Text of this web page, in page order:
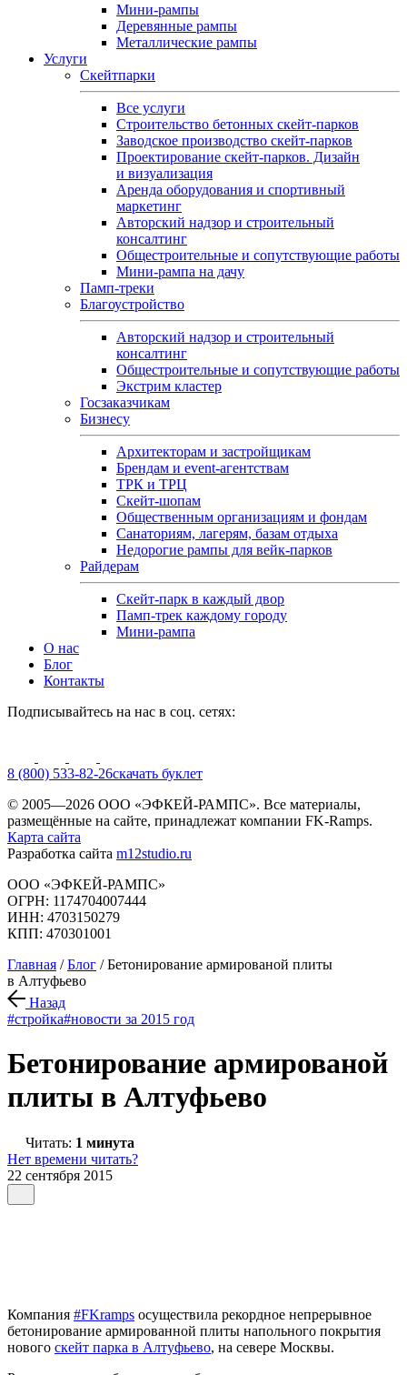
Мини-рампы
Деревянные рампы
Металлические рампы
Услуги
Скейтпарки
Все услуги
Строительство бетонных скейт-парков
Заводское производство скейт-парков
Проектирование скейт-парков. Дизайн
и визуализация
Аренда оборудования и спортивный
маркетинг
Авторский надзор и строительный
консалтинг
Общестроительные и сопутствующие работы
Мини-рампа на дачу
Памп‑треки
Благоустройство
Авторский надзор и строительный
консалтинг
Общестроительные и сопутствующие работы
Экстрим кластер
Госзаказчикам
Бизнесу
Архитекторам и застройщикам
Брендам и event-агентствам
ТРК и ТРЦ
Скейт-шопам
Общественным организациям и фондам
Санаториям, лагерям, базам отдыха
Недорогие рампы для вейк-парков
Райдерам
Скейт-парк в каждый двор
Памп-трек каждому городу
Мини-рампа
О нас
Блог
Контакты
Подписывайтесь на нас в соц. сетях:
8 (800) 533-82-26cкачать буклет
© 2005—2026 ООО «ЭФКЕЙ-РАМПС». Все материалы,
размещённые на сайте, принадлежат компании FK-Ramps.
Карта сайта
Разработка сайта m12studio.ru
ООО «ЭФКЕЙ-РАМПС»
ОГРН: 1174704007444
ИНН: 4703150279
КПП: 470301001
Главная /Блог /Бетонирование армированой плиты
в Алтуфьево
Назад
#стройка#новости за 2015 год
Бетонирование армированой
плиты в Алтуфьево
Читать: 1 минута
Нет времени читать?
22 сентября 2015
Компания #FKramps осуществила рекордное непрерывное
бетонирование армированной плиты напольного покрытия
нового скейт парка в Алтуфьево, на севере Москвы.